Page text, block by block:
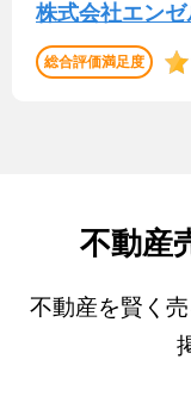
株式会社エン
総合評価満足度
不動産
不動産を賢く